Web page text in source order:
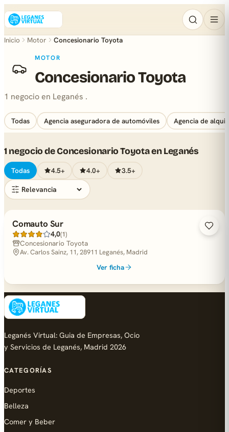
Inicio Motor Concesionario Toyota
MOTOR
Concesionario Toyota
1 negocio en Leganés .
Todas Agencia aseguradora de automóviles Agencia de
1 negocio de Concesionario Toyota en Leganés
Todas 4.5+ 4.0+ 3.5+
Comauto Sur
4,0(1)
Concesionario Toyota
Av. Carlos Sainz, 11, 28911 Leganés, Madrid
Ver ficha
Leganés Virtual: Guia de Empresas, Ocio
y Servicios de Leganés, Madrid 2026
CATEGORÍAS
Deportes
Belleza
Comer y Beber